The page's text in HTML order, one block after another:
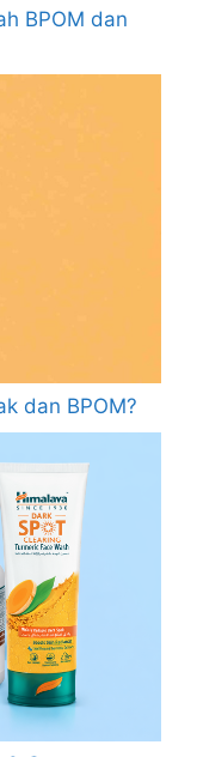
BPOM dan
dan BPOM?